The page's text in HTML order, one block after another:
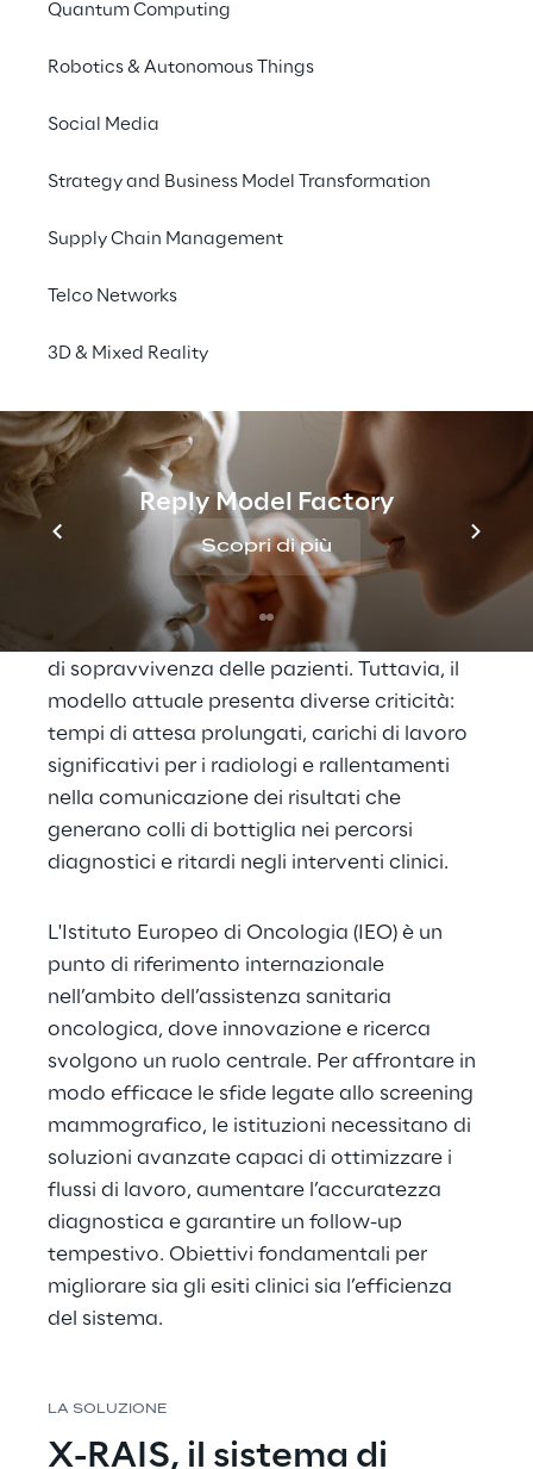
Quantum Computing
Robotics & Autonomous Things
Social Media
Strategy and Business Model Transformation
Supply Chain Management
Telco Networks
3D & Mixed Reality
Reply Model Factory
Scopri di più
del tumore al seno per
garantire diagnosi
riducendo tempi di
attesa e incertezza
Tecnologia e
servizio della diagnosi
precoce
Lo screening del tumore al seno rappresenta
uno strumento cruciale per la diagnosi
precoce e l’avvio tempestivo dei
trattamenti, con un impatto diretto sui tassi
di sopravvivenza delle pazienti. Tuttavia, il
modello attuale presenta diverse criticità:
tempi di attesa prolungati, carichi di lavoro
significativi per i radiologi e rallentamenti
nella comunicazione dei risultati che
generano colli di bottiglia nei percorsi
diagnostici e ritardi negli interventi clinici.
L'Istituto Europeo di Oncologia (IEO) è un
punto di riferimento internazionale
nell’ambito dell’assistenza sanitaria
oncologica, dove innovazione e ricerca
svolgono un ruolo centrale. Per affrontare in
modo efficace le sfide legate allo screening
mammografico, le istituzioni necessitano di
soluzioni avanzate capaci di ottimizzare i
flussi di lavoro, aumentare l’accuratezza
diagnostica e garantire un follow-up
tempestivo. Obiettivi fondamentali per
migliorare sia gli esiti clinici sia l’efficienza
del sistema.
LA SOLUZIONE
X-RAIS, il sistema di